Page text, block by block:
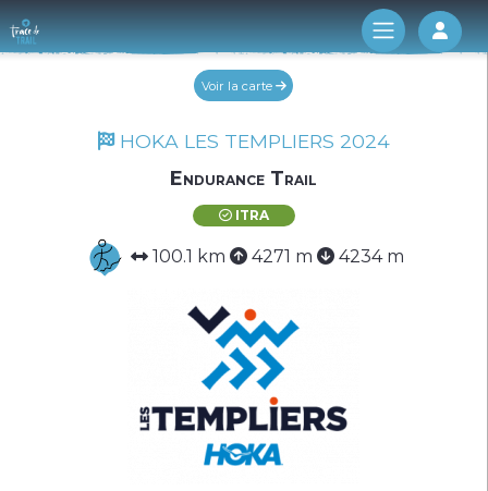
Log
Voir la carte
HOKA LES TEMPLIERS 2024
Endurance Trail
ITRA
100.1 km 4271 m 4234 m